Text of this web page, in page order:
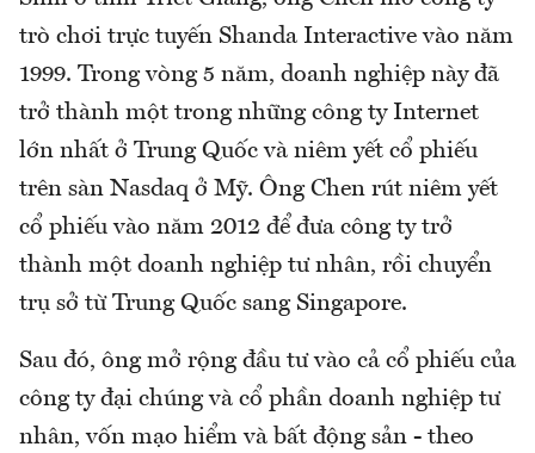
trò chơi trực tuyến Shanda Interactive vào năm
1999. Trong vòng 5 năm, doanh nghiệp này đã
trở thành một trong những công ty Internet
lớn nhất ở Trung Quốc và niêm yết cổ phiếu
trên sàn Nasdaq ở Mỹ. Ông Chen rút niêm yết
cổ phiếu vào năm 2012 để đưa công ty trở
thành một doanh nghiệp tư nhân, rồi chuyển
trụ sở từ Trung Quốc sang Singapore.
Sau đó, ông mở rộng đầu tư vào cả cổ phiếu của
công ty đại chúng và cổ phần doanh nghiệp tư
nhân, vốn mạo hiểm và bất động sản - theo